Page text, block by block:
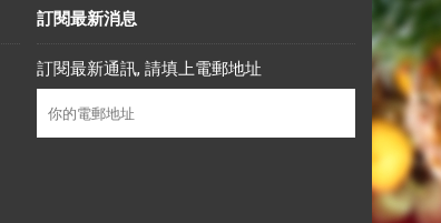
訂閱最新消息
訂閱最新通訊, 請填上電郵地址